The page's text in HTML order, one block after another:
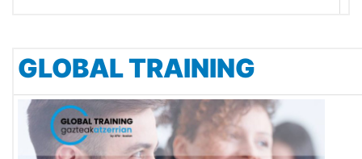
GLOBAL TRAINING